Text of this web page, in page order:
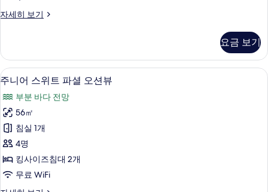
진
두
보
기
자세히 보기
쿼
오
션
뷰
자
세
히
보
기
요금 보기
주
니
어
스
위
트
파
미니바, 암막 커튼, 방음 설비, 무료 WiFi
6
주니어 스위트 파셜 오션뷰
부분 바다 전망
56㎡
침실 1개
4명
킹사이즈침대 2개
무료 WiFi